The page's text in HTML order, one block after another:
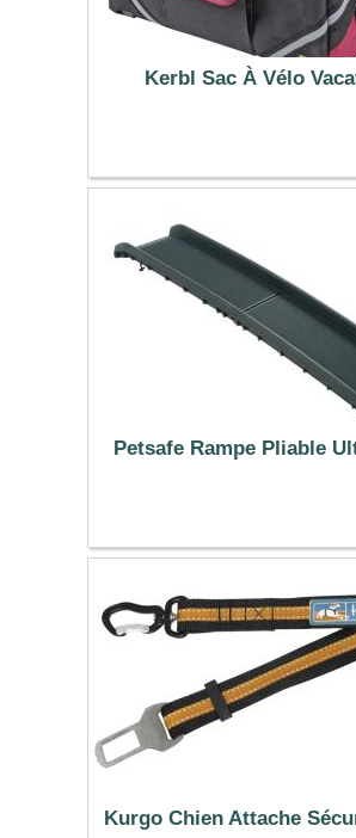
Kerbl Sac À Vélo
31.99 €
Petsafe Rampe Pliable
79.99 €
Kurgo Chien Attache